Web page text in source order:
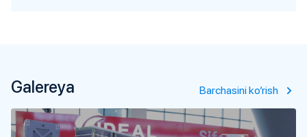
Galereya Barchasini ko’rish